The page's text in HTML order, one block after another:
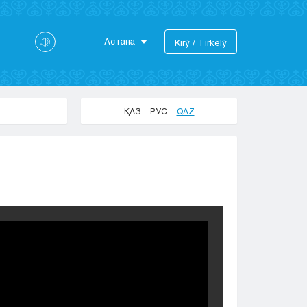
Астана
Aktobe
Kostanaı
Kіrý / Tіrkelý
ҚАЗ РУС QAZ